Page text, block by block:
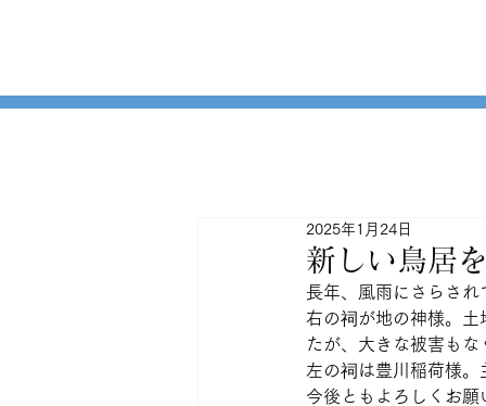
新しい鳥居
2025年1月24日
長年、風雨にさらさ
右の祠が地の神様。
たが、大きな被害も
左の祠は豊川稲荷様
今後ともよろしくお願